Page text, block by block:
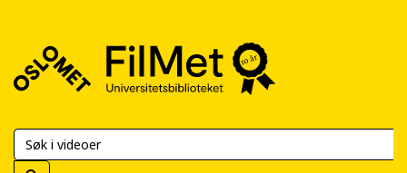
FilMet
Universitetsbiblioteket